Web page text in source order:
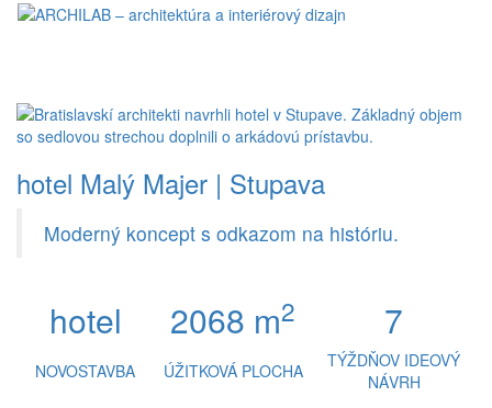
hotel Malý Majer | Stupava
Moderný koncept s odkazom na históriu.
hotel 2068 m2 7
NOVOSTAVBA ÚŽITKOVÁ PLOCHA
TÝŽDŇOV IDEOVÝ
NÁVRH